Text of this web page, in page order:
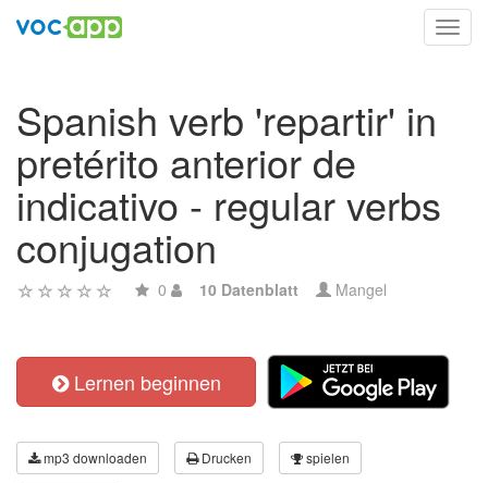
Spanish verb 'repartir' in
pretérito anterior de
indicativo - regular verbs
conjugation
0 10 Datenblatt Mangel
Lernen beginnen
mp3 downloaden Drucken spielen